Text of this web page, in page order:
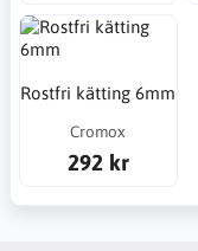
Rostfri kätting 6mm
Cromox
292 kr